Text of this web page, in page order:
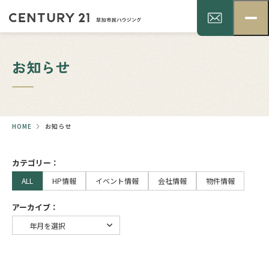
お知らせ
HOME お知らせ
カテゴリー：
ALL HP情報 イベント情報 会社情報 物件情報
アーカイブ：